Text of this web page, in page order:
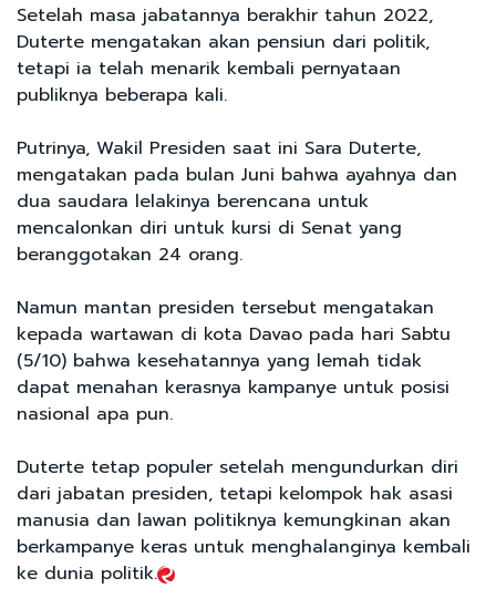
Setelah masa jabatannya berakhir tahun 2022,
Duterte mengatakan akan pensiun dari politik,
tetapi ia telah menarik kembali pernyataan
publiknya beberapa kali.
Putrinya, Wakil Presiden saat ini Sara Duterte,
mengatakan pada bulan Juni bahwa ayahnya dan
dua saudara lelakinya berencana untuk
mencalonkan diri untuk kursi di Senat yang
beranggotakan 24 orang.
Namun mantan presiden tersebut mengatakan
kepada wartawan di kota Davao pada hari Sabtu
(5/10) bahwa kesehatannya yang lemah tidak
dapat menahan kerasnya kampanye untuk posisi
nasional apa pun.
Duterte tetap populer setelah mengundurkan diri
dari jabatan presiden, tetapi kelompok hak asasi
manusia dan lawan politiknya kemungkinan akan
berkampanye keras untuk menghalanginya kembali
ke dunia politik.